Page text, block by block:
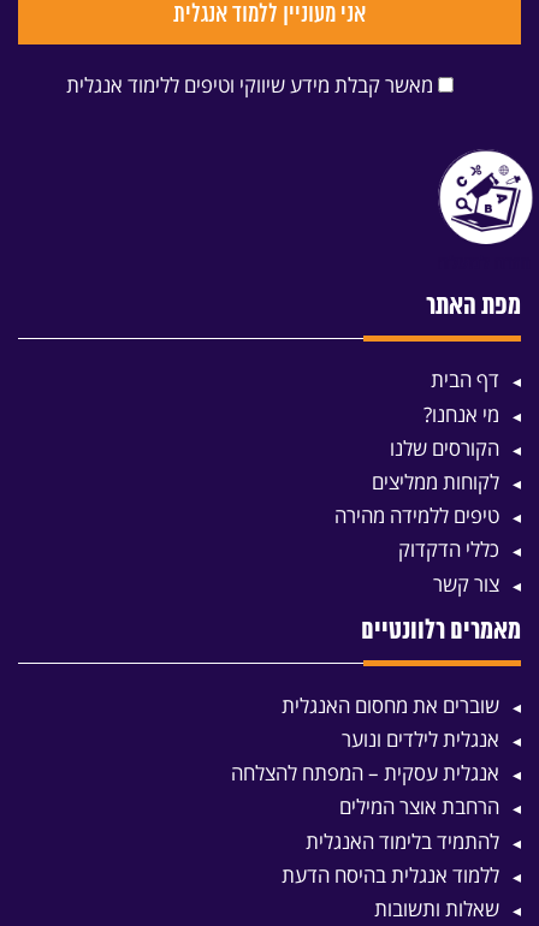
מאשר קבלת מידע שיווקי וטיפים ללימוד אנגלית
מפת האתר
דף הבית
מי אנחנו?
הקורסים שלנו
לקוחות ממליצים
טיפים ללמידה מהירה
כללי הדקדוק
צור קשר
מאמרים רלוונטיים
שוברים את מחסום האנגלית
אנגלית לילדים ונוער
אנגלית עסקית – המפתח להצלחה
הרחבת אוצר המילים
להתמיד בלימוד האנגלית
ללמוד אנגלית בהיסח הדעת
שאלות ותשובות